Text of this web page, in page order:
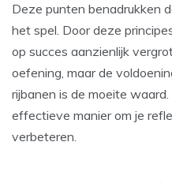
Deze punten benadrukken
het spel. Door deze
op succes aanzienlijk
oefening, maar de
rijbanen is de moeite
effectieve manier om je
verbeteren.